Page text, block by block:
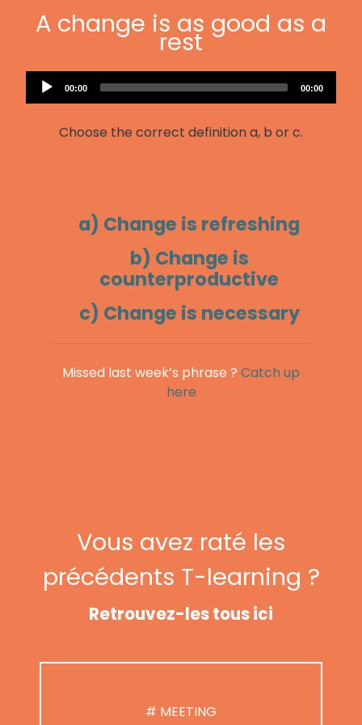
A change is as good as a
rest
Audio
Player
Current
00:00
Total
00:00
Choose the correct definition a, b or c.
a) Change is refreshing
b) Change is
counterproductive
c) Change is necessary
Missed last week’s phrase ? Catch up
here
Vous avez raté les
précédents T-learning ?
Retrouvez-les tous ici
# MEETING